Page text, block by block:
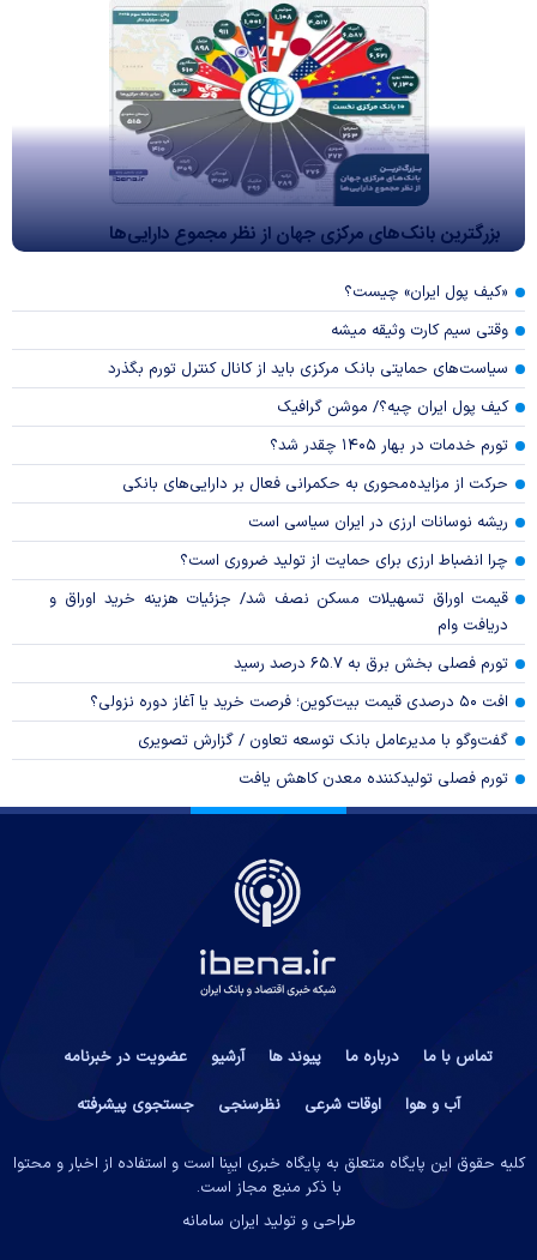
بزرگترین بانک‌های مرکزی جهان از نظر مجموع دارایی‌ها
«کیف پول ایران» چیست؟
وقتی سیم کارت وثیقه میشه
سیاست‌های حمایتی بانک مرکزی باید از کانال کنترل تورم بگذرد
کیف پول ایران چیه؟/ موشن گرافیک
تورم خدمات در بهار ۱۴۰۵ چقدر شد؟
حرکت از مزایده‌محوری به حکمرانی فعال بر دارایی‌های بانکی
ریشه نوسانات ارزی در ایران سیاسی است
چرا انضباط ارزی برای حمایت از تولید ضروری است؟
قیمت اوراق تسهیلات مسکن نصف شد/ جزئیات هزینه خرید اوراق و
دریافت وام
تورم فصلی بخش برق به ۶۵.۷ درصد رسید
افت ۵۰ درصدی قیمت بیت‌کوین؛ فرصت خرید یا آغاز دوره نزولی؟
گفت‌وگو با مدیرعامل بانک توسعه تعاون / گزارش تصویری
تورم فصلی تولیدکننده معدن کاهش یافت
تماس با ما درباره ما پیوند ها آرشیو
عضویت در خبرنامه
آب و هوا
اوقات شرعی نظرسنجی جستجوی پیشرفته
کلیه حقوق این پایگاه متعلق به پایگاه خبری ایبِنا است و استفاده از اخبار و محتوا
با ذکر منبع مجاز است.
طراحی و تولید ایران سامانه